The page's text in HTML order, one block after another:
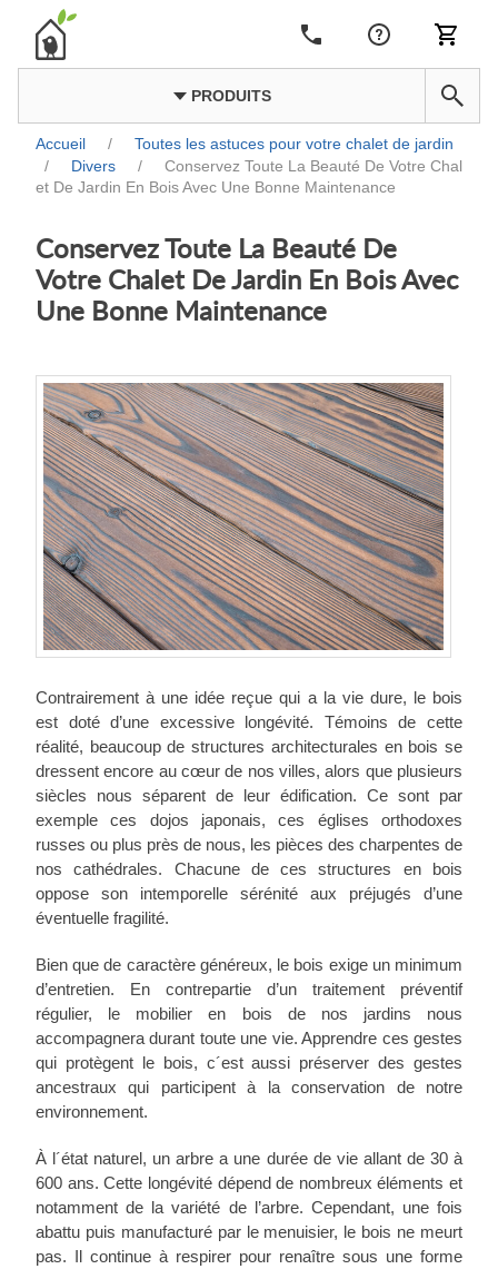
PRODUITS
Accueil /
Toutes les astuces pour votre chalet de jardin
/
Divers /
Conservez Toute La Beauté De Votre Chal
et De Jardin En Bois Avec Une Bonne Maintenance
Conservez Toute La Beauté De
Votre Chalet De Jardin En Bois Avec
Une Bonne Maintenance
Contrairement à une idée reçue qui a la vie dure, le bois
est doté d’une excessive longévité. Témoins de cette
réalité, beaucoup de structures architecturales en bois se
dressent encore au cœur de nos villes, alors que plusieurs
siècles nous séparent de leur édification. Ce sont par
exemple ces dojos japonais, ces églises orthodoxes
russes ou plus près de nous, les pièces des charpentes de
nos cathédrales. Chacune de ces structures en bois
oppose son intemporelle sérénité aux préjugés d’une
éventuelle fragilité.
Bien que de caractère généreux, le bois exige un minimum
d’entretien. En contrepartie d’un traitement préventif
régulier, le mobilier en bois de nos jardins nous
accompagnera durant toute une vie. Apprendre ces gestes
qui protègent le bois, c´est aussi préserver des gestes
ancestraux qui participent à la conservation de notre
environnement.
À l´état naturel, un arbre a une durée de vie allant de 30 à
600 ans. Cette longévité dépend de nombreux éléments et
notamment de la variété de l’arbre. Cependant, une fois
abattu puis manufacturé par le menuisier, le bois ne meurt
pas. Il continue à respirer pour renaître sous une forme